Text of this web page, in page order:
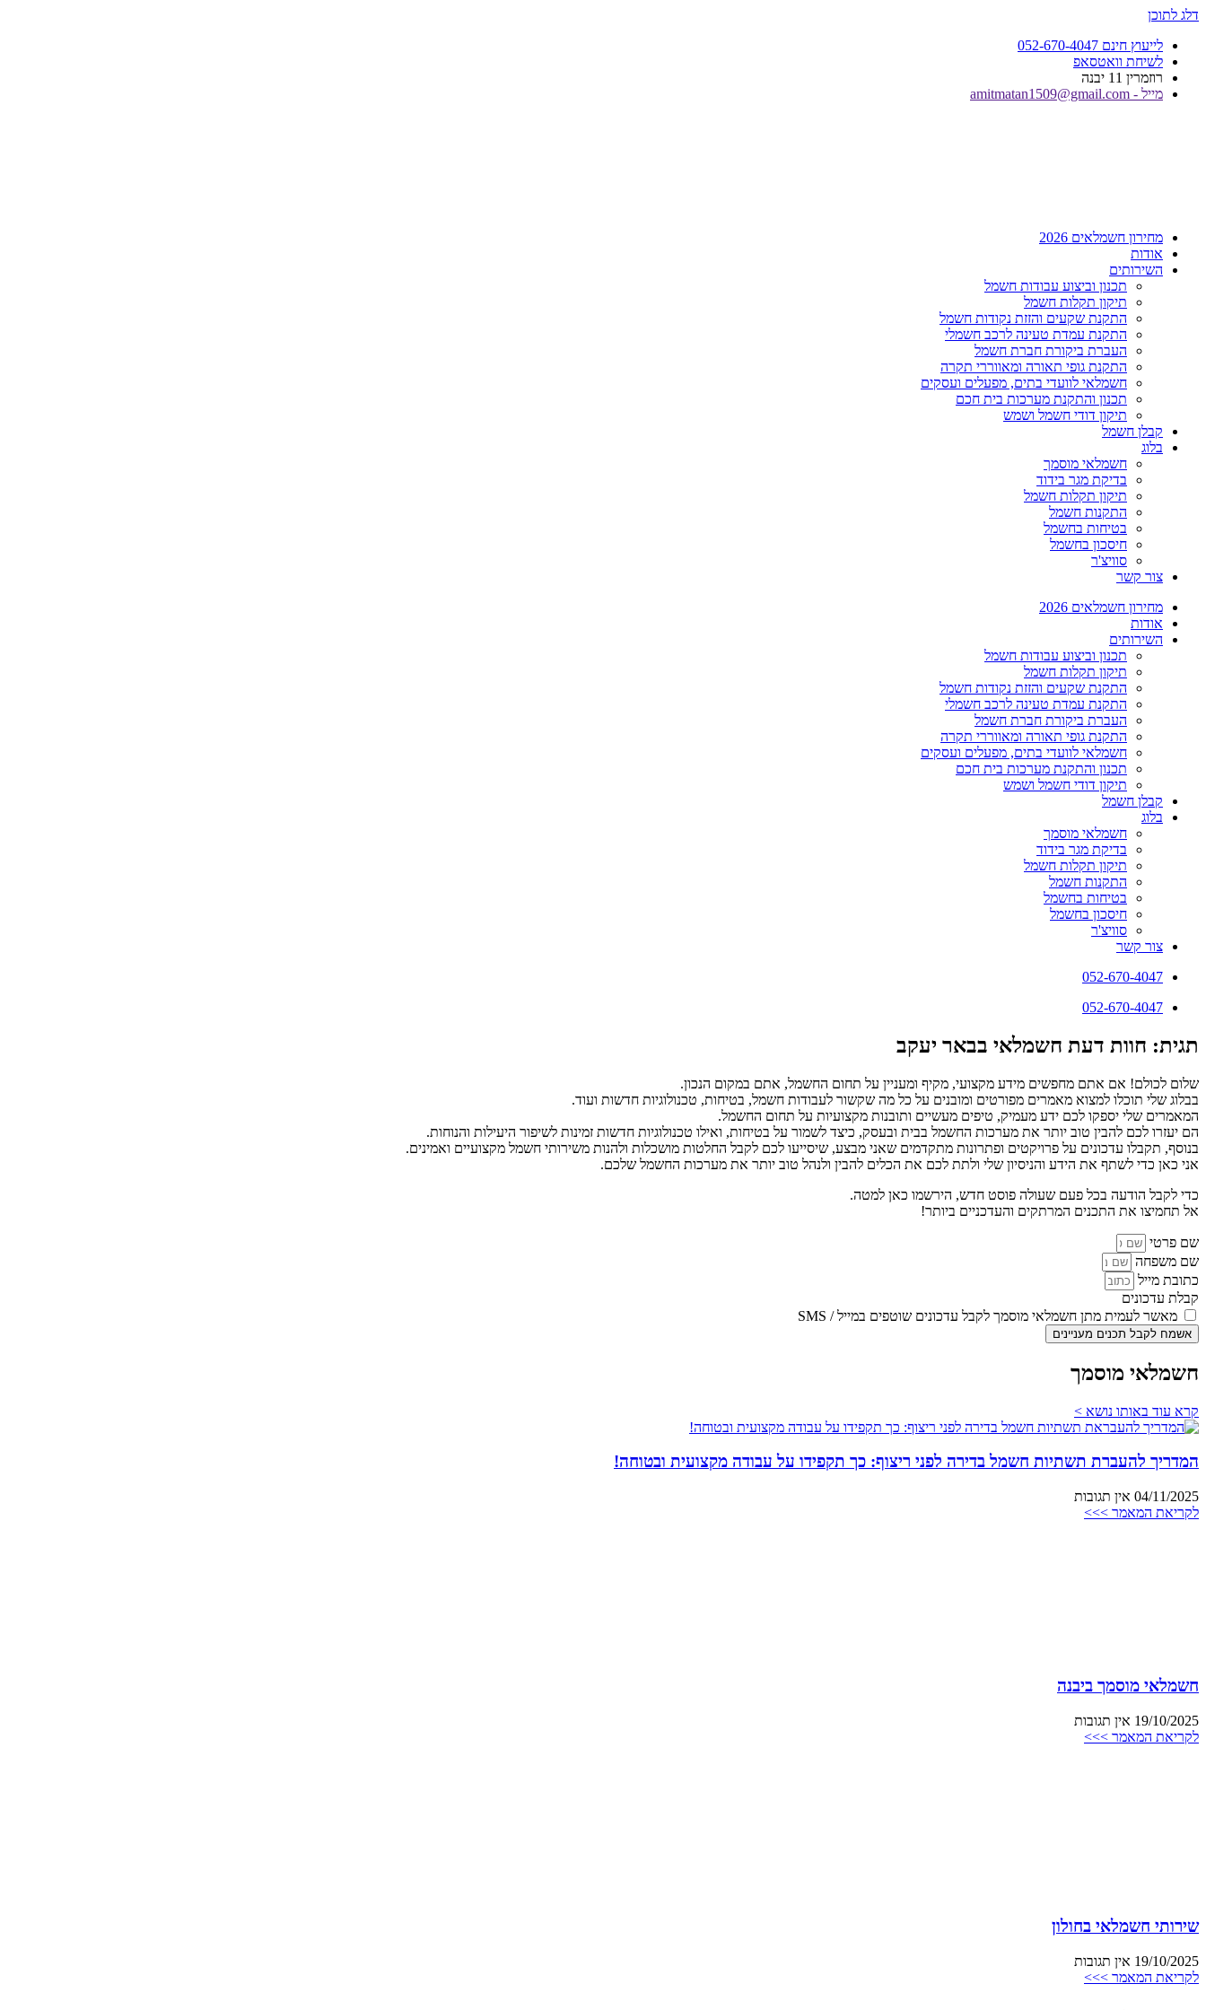
דלג לתוכן
לייעוץ חינם 052-670-4047
לשיחת וואטסאפ
רוזמרין 11 יבנה
מייל - amitmatan1509@gmail.com
מחירון חשמלאים 2026
אודות
השירותים
תכנון וביצוע עבודות חשמל
תיקון תקלות חשמל
התקנת שקעים והזזת נקודות חשמל
התקנת עמדת טעינה לרכב חשמלי
העברת ביקורת חברת חשמל
התקנת גופי תאורה ומאווררי תקרה
חשמלאי לוועדי בתים, מפעלים ועסקים
תכנון והתקנת מערכות בית חכם
תיקון דודי חשמל ושמש
קבלן חשמל
בלוג
חשמלאי מוסמך
בדיקת מגר בידוד
תיקון תקלות חשמל
התקנות חשמל
בטיחות בחשמל
חיסכון בחשמל
סוויצ'ר
צור קשר
מחירון חשמלאים 2026
אודות
השירותים
תכנון וביצוע עבודות חשמל
תיקון תקלות חשמל
התקנת שקעים והזזת נקודות חשמל
התקנת עמדת טעינה לרכב חשמלי
העברת ביקורת חברת חשמל
התקנת גופי תאורה ומאווררי תקרה
חשמלאי לוועדי בתים, מפעלים ועסקים
תכנון והתקנת מערכות בית חכם
תיקון דודי חשמל ושמש
קבלן חשמל
בלוג
חשמלאי מוסמך
בדיקת מגר בידוד
תיקון תקלות חשמל
התקנות חשמל
בטיחות בחשמל
חיסכון בחשמל
סוויצ'ר
צור קשר
052-670-4047
052-670-4047
תגית: חוות דעת חשמלאי בבאר יעקב
שלום לכולם! אם אתם מחפשים מידע מקצועי, מקיף ומעניין על תחום החשמל, אתם במקום הנכון.
בבלוג שלי תוכלו למצוא מאמרים מפורטים ומובנים על כל מה שקשור לעבודות חשמל, בטיחות, טכנולוגיות חדשות ועוד.
המאמרים שלי יספקו לכם ידע מעמיק, טיפים מעשיים ותובנות מקצועיות על תחום החשמל.
הם יעזרו לכם להבין טוב יותר את מערכות החשמל בבית ובעסק, כיצד לשמור על בטיחות, ואילו טכנולוגיות חדשות זמינות לשיפור היעילות והנוחות.
בנוסף, תקבלו עדכונים על פרויקטים ופתרונות מתקדמים שאני מבצע, שיסייעו לכם לקבל החלטות מושכלות ולהנות משירותי חשמל מקצועיים ואמינים.
אני כאן כדי לשתף את הידע והניסיון שלי ולתת לכם את הכלים להבין ולנהל טוב יותר את מערכות החשמל שלכם.
כדי לקבל הודעה בכל פעם שעולה פוסט חדש, הירשמו כאן למטה.
אל תחמיצו את התכנים המרתקים והעדכניים ביותר!
שם פרטי
שם משפחה
כתובת מייל
קבלת עדכונים
מאשר לעמית מתן חשמלאי מוסמך לקבל עדכונים שוטפים במייל / SMS
אשמח לקבל תכנים מעניינים
חשמלאי מוסמך
קרא עוד באותו נושא >
המדריך להעברת תשתיות חשמל בדירה לפני ריצוף: כך תקפידו על עבודה מקצועית ובטוחה!
04/11/2025 אין תגובות
לקריאת המאמר >>>
חשמלאי מוסמך ביבנה
19/10/2025 אין תגובות
לקריאת המאמר >>>
שירותי חשמלאי בחולון
19/10/2025 אין תגובות
לקריאת המאמר >>>